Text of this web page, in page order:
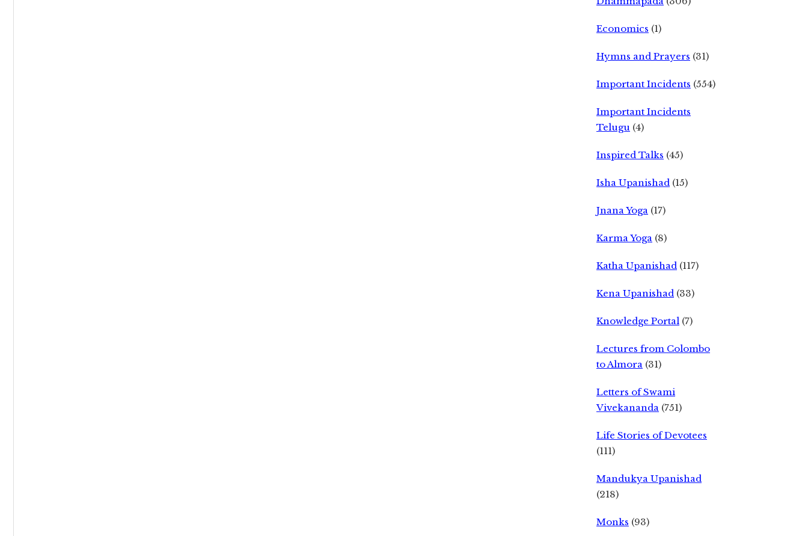
Economics (1)
Hymns and Prayers (31)
Important Incidents (554)
Important Incidents
Telugu (4)
Inspired Talks (45)
Isha Upanishad (15)
Jnana Yoga (17)
Karma Yoga (8)
Katha Upanishad (117)
Kena Upanishad (33)
Knowledge Portal (7)
Lectures from Colombo
to Almora (31)
Letters of Swami
Vivekananda (751)
Life Stories of Devotees
(111)
Mandukya Upanishad
(218)
Monks (93)